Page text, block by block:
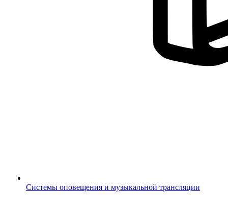
Системы оповещения и музыкальной трансляции